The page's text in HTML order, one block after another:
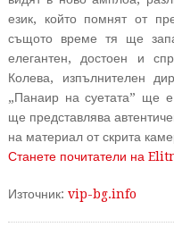
език, който помнят от
същото време тя ще
елегантен, достоен и
Колева, изпълнителен
„Панаир на суетата” ще
ще представлява
на материал от скрита
Станете почитатели на
Източник: vip-bg.info